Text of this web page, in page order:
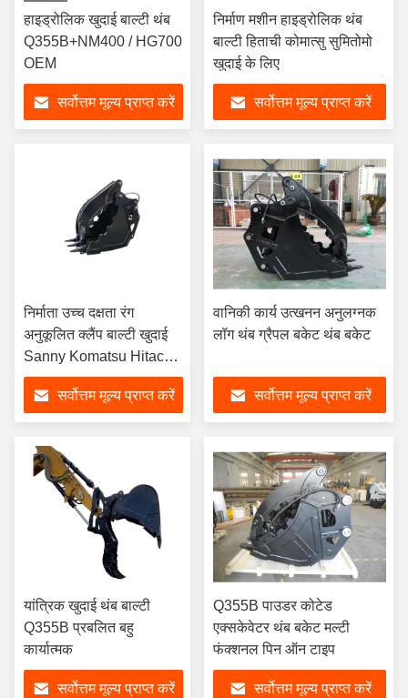
हाइड्रोलिक खुदाई बाल्टी थंब
Q355B+NM400 / HG700
OEM
सर्वोत्तम मूल्य प्राप्त करें
निर्माण मशीन हाइड्रोलिक थंब
बाल्टी हिताची कोमात्सु सुमितोमो
खुदाई के लिए
सर्वोत्तम मूल्य प्राप्त करें
निर्माता उच्च दक्षता रंग
अनुकूलित क्लैंप बाल्टी खुदाई
Sanny Komatsu Hitachi
बिल्ली आदि के लिए अंगूठे बाल्टी
सर्वोत्तम मूल्य प्राप्त करें
वानिकी कार्य उत्खनन अनुलग्नक
लॉग थंब ग्रैपल बकेट थंब बकेट
सर्वोत्तम मूल्य प्राप्त करें
यांत्रिक खुदाई थंब बाल्टी
Q355B प्रबलित बहु
कार्यात्मक
सर्वोत्तम मूल्य प्राप्त करें
Q355B पाउडर कोटेड
एक्सकेवेटर थंब बकेट मल्टी
फंक्शनल पिन ऑन टाइप
सर्वोत्तम मूल्य प्राप्त करें